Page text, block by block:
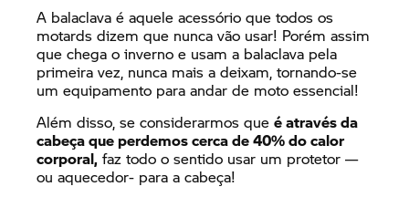
A balaclava é aquele acessório que todos os
motards dizem que nunca vão usar! Porém assim
que chega o inverno e usam a balaclava pela
primeira vez, nunca mais a deixam, tornando-se
um equipamento para andar de moto essencial!
Além disso, se considerarmos que é através da
cabeça que perdemos cerca de 40% do calor
corporal, faz todo o sentido usar um protetor —
ou aquecedor- para a cabeça!